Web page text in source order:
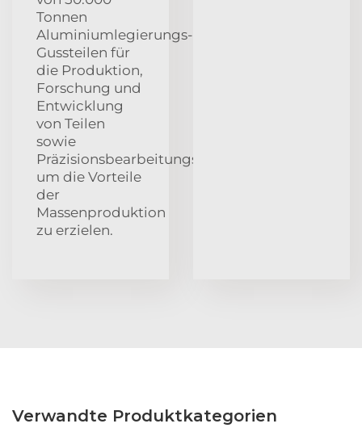
Tonnen
Aluminiumlegierungs-
Gussteilen für
die Produktion,
Forschung und
Entwicklung
von Teilen
sowie
Präzisionsbearbeitungsfähigkeiten,
um die Vorteile
der
Massenproduktion
zu erzielen.
Verwandte Produktkategorien